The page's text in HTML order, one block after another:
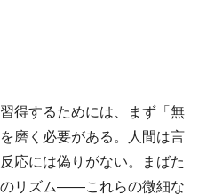
得するためには、まず「無
磨く必要がある。人間は言
応には偽りがない。まばた
のリズム——これらの微細な